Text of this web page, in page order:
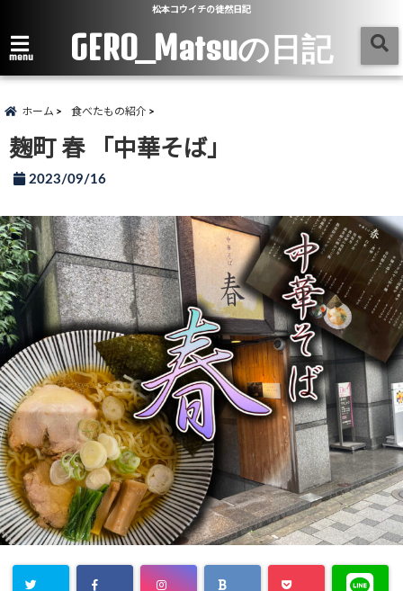
松本コウイチの徒然日記
menu GERO_Matsuの日記
ホーム 食べたもの紹介
麹町 春 「中華そば」
2023/09/16